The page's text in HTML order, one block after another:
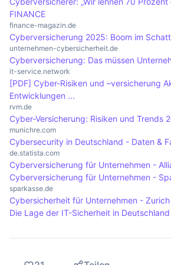
reduzieren.
spezifischen Anforderungen und
Versicherer zu verstehen. Zudem
sich, eine Risikoanalyse
gegebenenfalls einen Experten zu
um die passende Versicherung zu
FINANCE
finance-magazin.de
Cyberversicherung 2025: Boom im
unternehmen-cybersicherheit.de
Cyberversicherung: Das müssen
it-service.network
[PDF] Cyber-Risiken und –versicherung
Entwicklungen ...
rvm.de
Cyber-Versicherung: Risiken und Trends
munichre.com
Cybersecurity in Deutschland - Daten &
de.statista.com
Cyberversicherung für Unternehmen -
Cyberversicherung für Unternehmen -
sparkasse.de
Cybersicherheit für Unternehmen -
Die Lage der IT-Sicherheit in